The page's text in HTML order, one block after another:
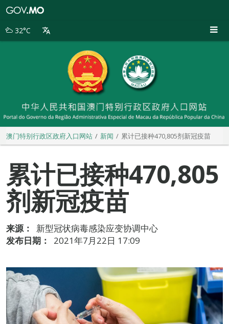
别
32°C
澳门特别行政区政府入口网站 新闻 累计已接种470,805剂新冠疫苗
累计已接种470,805
剂新冠疫苗
来源：
新型冠状病毒感染应变协调中心
发布日期：
2021年7月22日 17:09